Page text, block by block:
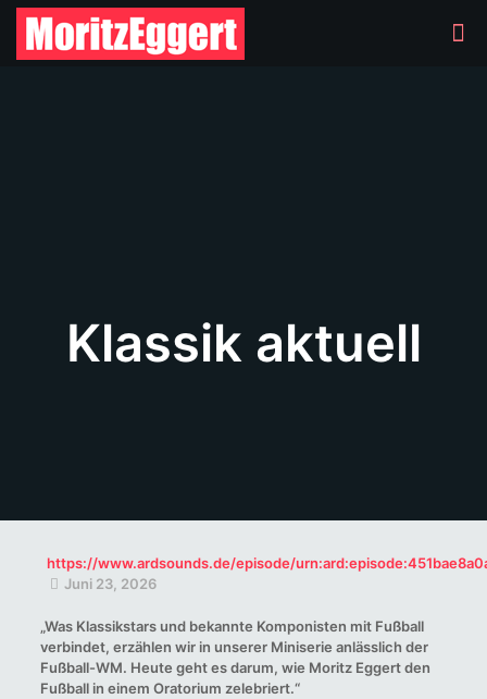
Klassik aktuell
https://www.ardsounds.de/episode/
Juni 23, 2026
„Was Klassikstars und bekannte Komponisten mit Fußball
verbindet, erzählen wir in unserer Miniserie anlässlich der
Fußball-WM. Heute geht es darum, wie Moritz Eggert den
Fußball in einem Oratorium zelebriert.“